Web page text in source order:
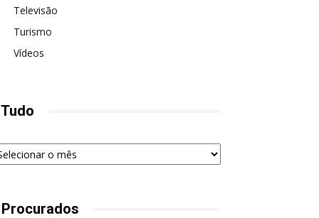
Televisão
Turismo
Vídeos